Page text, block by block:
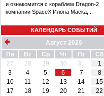
и ознакомится с кораблем Dragon-2
компании SpaceX Илона Маска,...
КАЛЕНДАРЬ СОБЫТИЙ
Август 2026
Пн
Вт Ср Чт Пт Сб
27
28 29 30 31 1
3
4 5 6 7 8
10
11 12 13 14 15
17
18 19 20 21 22